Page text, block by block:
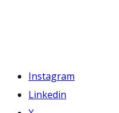
Instagram
Linkedin